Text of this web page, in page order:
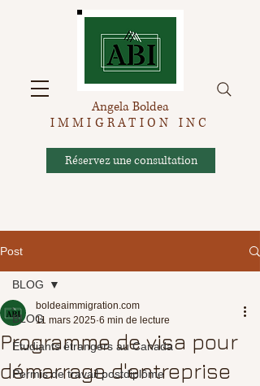
Réservez une consultation
Angela Boldea
IMMIGRATION INC
Post
BLOG
Étudiants étrangers au Canada
Permis de travail postdiplôme
BLOG
Programme de visa pour
démarrage d'entreprise
boldeaimmigration.com
11 mars 2025 6 min de lecture